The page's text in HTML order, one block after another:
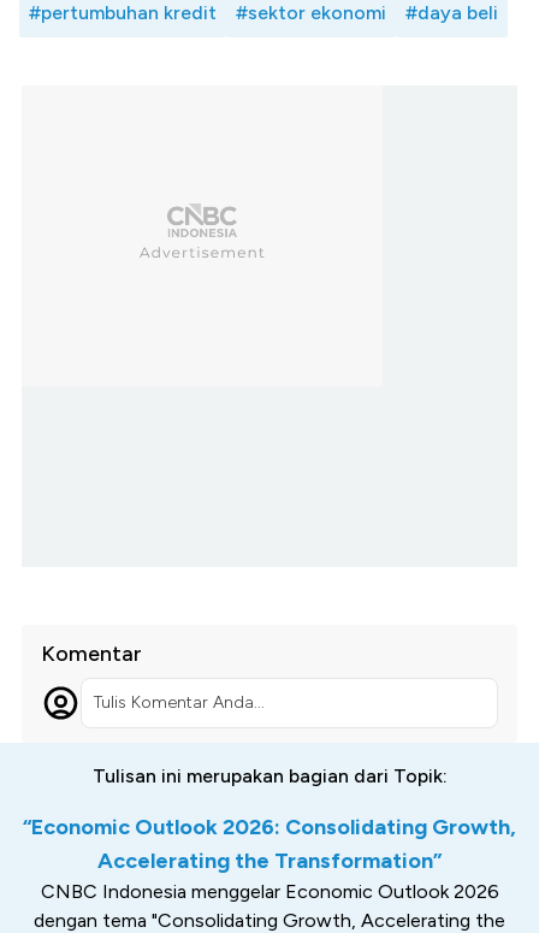
#pertumbuhan kredit #sektor ekonomi #daya beli
Komentar
Tulis Komentar Anda...
Tulisan ini merupakan bagian dari Topik:
“Economic Outlook 2026: Consolidating Growth,
Accelerating the Transformation”
CNBC Indonesia menggelar Economic Outlook 2026
dengan tema "Consolidating Growth, Accelerating the